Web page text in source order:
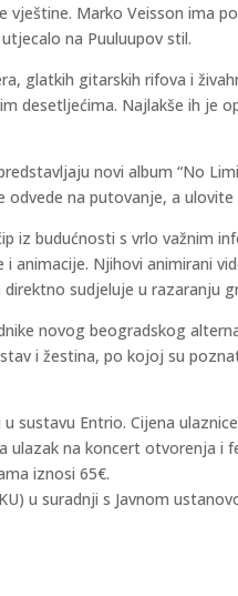
Marko Veisson ima
na Puuluupov stil.
glatkih gitarskih rifova i
desetljećima. Najlakše ih je
novi album “No
na putovanje, a ulovite
iz budućnosti s vrlo važnim
Njihovi animirani
sudjeluje u razaranju
novog beogradskog
i žestina, po kojoj su
sustavu Entrio. Cijena
na koncert otvorenja i
iznosi 65€.
u suradnji s Javnom